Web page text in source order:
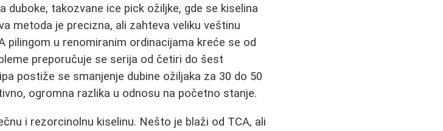
takozvane ice pick ožiljke, gde se kiselina
metoda je precizna, ali zahteva veliku veštinu
pilingom u renomiranim ordinacijama kreće se od
preporučuje se serija od četiri do šest
postiže se smanjenje dubine ožiljaka za 30 do 50
ogromna razlika u odnosu na početno stanje.
i rezorcinolnu kiselinu. Nešto je blaži od TCA, ali